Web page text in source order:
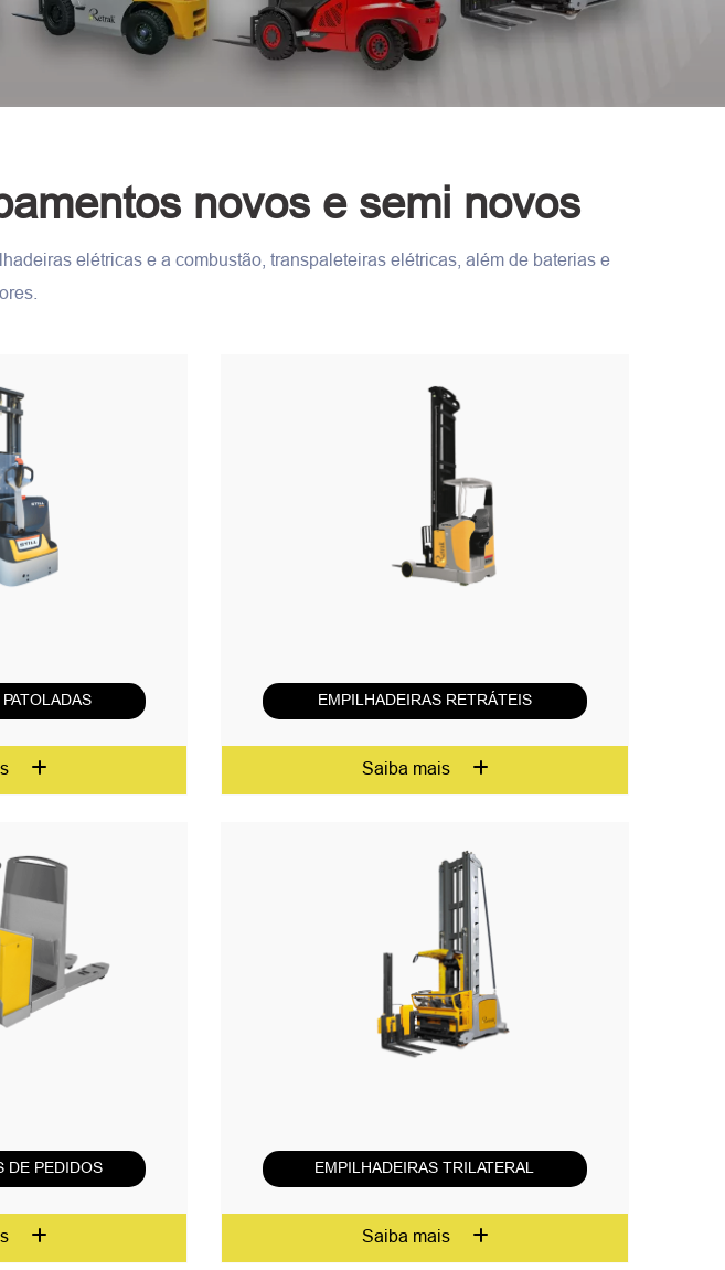
novos e semi novos
elétricas e a combustão, transpaleteiras elétricas, além de baterias e
EMPILHADEIRAS RETRÁTEIS
Saiba mais
DE PEDIDOS EMPILHADEIRAS TRILATERAL
Saiba mais